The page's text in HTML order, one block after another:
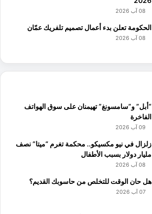
08 آب 2026
الحكومة تعلن بدء أعمال تصميم تلفريك عمّان
08 آب 2026
“أبل” و”سامسونغ” تهيمنان على سوق الهواتف
الفاخرة
09 آب 2026
زلزال في نيو مكسيكو.. محكمة تغرم “ميتا” نصف
مليار دولار بسبب الأطفال
08 آب 2026
هل حان الوقت للتخلص من حاسوبك القديم؟
07 آب 2026